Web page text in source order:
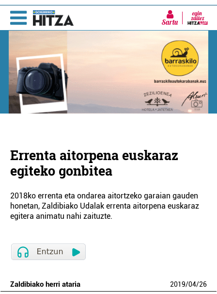
Sartu
Errenta aitorpena euskaraz
egiteko gonbitea
2018ko errenta eta ondarea aitortzeko garaian gauden
honetan, Zaldibiako Udalak errenta aitorpena euskaraz
egitera animatu nahi zaituzte.
Zaldibiako herri ataria 2019/04/26